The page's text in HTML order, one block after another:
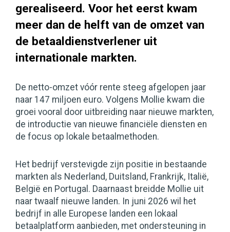
gerealiseerd. Voor het eerst kwam
meer dan de helft van de omzet van
de betaaldienstverlener uit
internationale markten.
De netto-omzet vóór rente steeg afgelopen jaar
naar 147 miljoen euro. Volgens Mollie kwam die
groei vooral door uitbreiding naar nieuwe markten,
de introductie van nieuwe financiële diensten en
de focus op lokale betaalmethoden.
Het bedrijf verstevigde zijn positie in bestaande
markten als Nederland, Duitsland, Frankrijk, Italië,
België en Portugal. Daarnaast breidde Mollie uit
naar twaalf nieuwe landen. In juni 2026 wil het
bedrijf in alle Europese landen een lokaal
betaalplatform aanbieden, met ondersteuning in